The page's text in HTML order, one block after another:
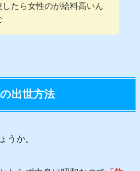
したら女性のが給料高いん
出世方法
うか。